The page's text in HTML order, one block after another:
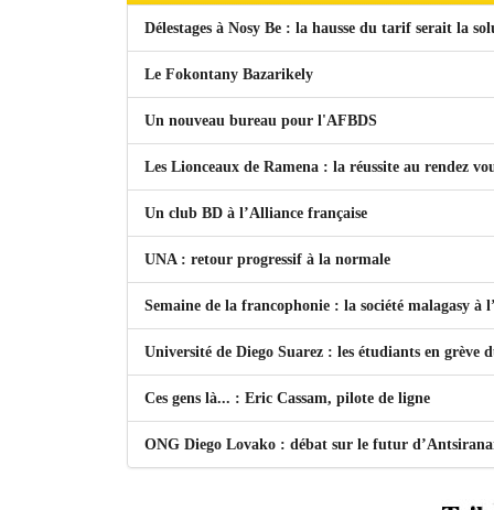
Délestages à Nosy Be : la hausse du tarif serait la
Le Fokontany Bazarikely
Un nouveau bureau pour l'AFBDS
Les Lionceaux de Ramena : la réussite au rendez
Un club BD à l’Alliance française
UNA : retour progressif à la normale
Semaine de la francophonie : la société malagasy à
Université de Diego Suarez : les étudiants en grève
Ces gens là... : Eric Cassam, pilote de ligne
ONG Diego Lovako : débat sur le futur